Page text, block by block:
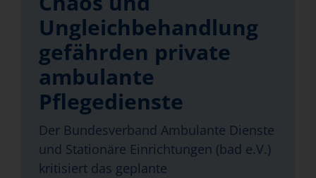
Ungleichbehandlung
gefährden private
ambulante
Pflegedienste
Der Bundesverband Ambulante Dienste
und Stationäre Einrichtungen (bad e.V.)
kritisiert das geplante